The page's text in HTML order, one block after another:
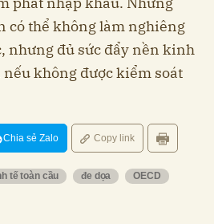
có thể không làm nghiêng
nhưng đủ sức đẩy nền kinh
không được kiểm soát
Chia sẻ Zalo Copy link
tế toàn cầu đe dọa
OECD